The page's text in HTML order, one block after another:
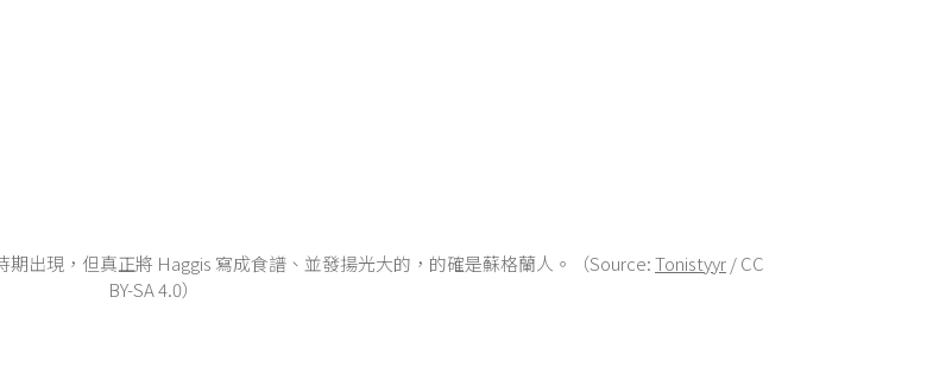
出現，但真正將 Haggis 寫成食譜、並發揚光大的，的確是蘇格蘭人。（Source:Tonistyyr/ CC
BY-SA 4.0）